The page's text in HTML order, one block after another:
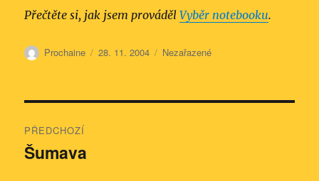
Přečtěte si, jak jsem provádělVyběr notebooku.
Autor:
Prochaine Publikováno:
28. 11. 2004 Rubriky:
Nezařazené
pro
PŘEDCHOZÍ
Předchozí
Šumava